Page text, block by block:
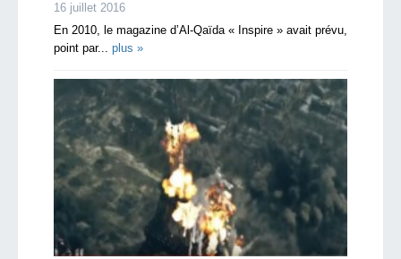
16 juillet 2016
En 2010, le magazine d’Al-Qaïda « Inspire » avait prévu,
point par... plus »